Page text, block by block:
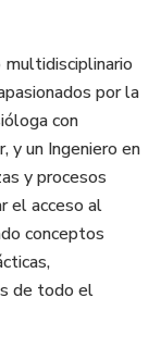
a paso
resistencia
por la
con
y un Ingeniero en
y procesos
el acceso al
conceptos
de todo el